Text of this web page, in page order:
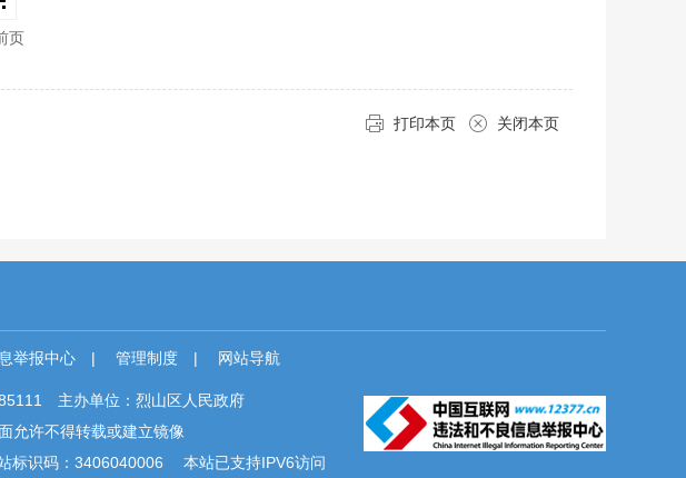
页
打印本页 关闭本页
举报中心 | 管理制度 | 网站导航
主办单位：烈山区人民政府
允许不得转载或建立镜像
标识码：3406040006 本站已支持IPV6访问